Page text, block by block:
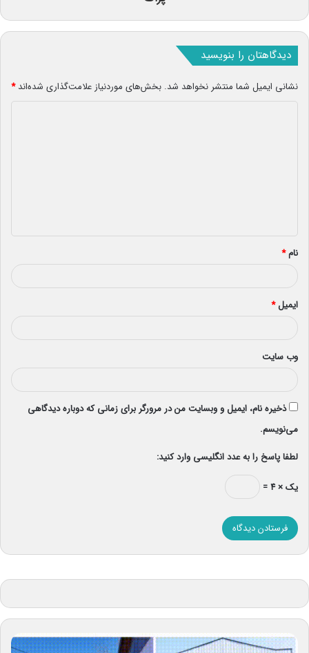
دیدگاهتان را بنویسید
نشانی ایمیل شما منتشر نخواهد شد. بخش‌های موردنیاز علامت‌گذاری شده‌اند*
*
نام*
ایمیل*
وب‌ سایت
ذخیره نام، ایمیل و وبسایت من در مرورگر برای زمانی که دوباره دیدگاهی
می‌نویسم.
لطفا پاسخ را به عدد انگلیسی وارد کنید:
یک × ۴ =